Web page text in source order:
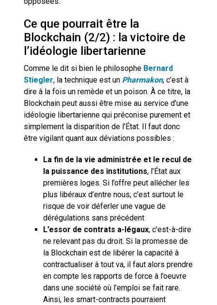
Ce que pourrait être la
Blockchain (2/2) : la victoire de
l’idéologie libertarienne
Comme le dit si bien le philosophe Bernard
Stiegler, la technique est un Pharmakon, c’est à
dire à la fois un remède et un poison. À ce titre, la
Blockchain peut aussi être mise au service d’une
idéologie libertarienne qui préconise purement et
simplement la disparition de l’État. Il faut donc
être vigilant quant aux déviations possibles :
La fin de la vie administrée et le recul de
la puissance des institutions, l’État aux
premières loges. Si l’offre peut allécher les
plus libéraux d’entre nous, c’est surtout le
risque de voir déferler une vague de
dérégulations sans précédent
L’essor de contrats a-légaux, c’est-à-dire
ne relevant pas du droit. Si la promesse de
la Blockchain est de libérer la capacité à
contractualiser à tout va, il faut alors prendre
en compte les rapports de force à l’oeuvre
dans une société où l’emploi se fait rare.
Ainsi, les smart-contracts pourraient